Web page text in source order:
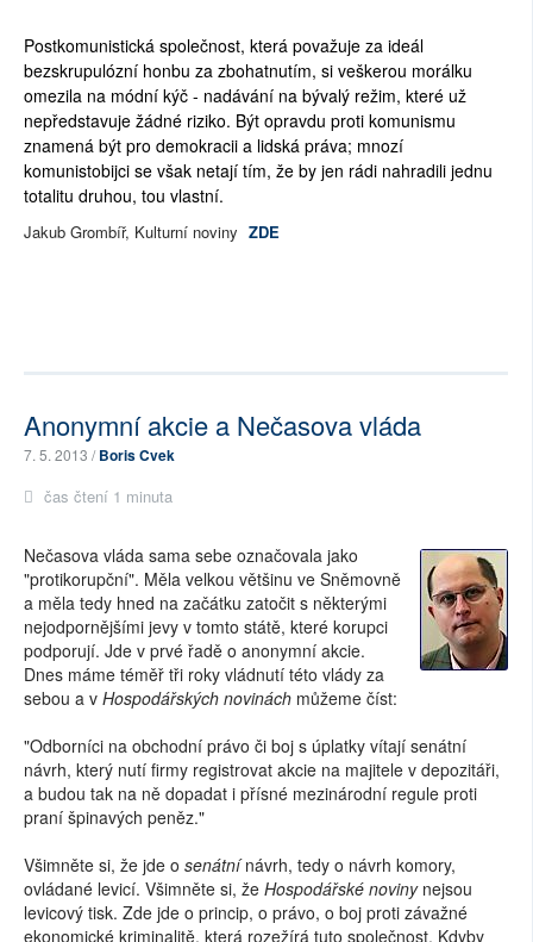
Postkomunistická společnost, která považuje za ideál
bezskrupulózní honbu za zbohatnutím, si veškerou morálku
omezila na módní kýč - nadávání na bývalý režim, které už
nepředstavuje žádné riziko. Být opravdu proti komunismu
znamená být pro demokracii a lidská práva; mnozí
komunistobijci se však netají tím, že by jen rádi nahradili jednu
totalitu druhou, tou vlastní.
Jakub Grombíř, Kulturní noviny ZDE
Anonymní akcie a Nečasova vláda
7. 5. 2013 /Boris Cvek
čas čtení 1 minuta
Nečasova vláda sama sebe označovala jako
"protikorupční". Měla velkou většinu ve Sněmovně
a měla tedy hned na začátku zatočit s některými
nejodpornějšími jevy v tomto státě, které korupci
podporují. Jde v prvé řadě o anonymní akcie.
Dnes máme téměř tři roky vládnutí této vlády za
sebou a v Hospodářských novinách můžeme číst:
"Odborníci na obchodní právo či boj s úplatky vítají senátní
návrh, který nutí firmy registrovat akcie na majitele v depozitáři,
a budou tak na ně dopadat i přísné mezinárodní regule proti
praní špinavých peněz."
Všimněte si, že jde o senátnínávrh, tedy o návrh komory,
ovládané levicí. Všimněte si, že Hospodářské novinynejsou
levicový tisk. Zde jde o princip, o právo, o boj proti závažné
ekonomické kriminalitě, která rozežírá tuto společnost. Kdyby